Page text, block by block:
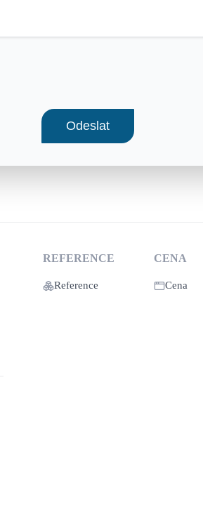
REFERENCE
Reference
CENA
Cena